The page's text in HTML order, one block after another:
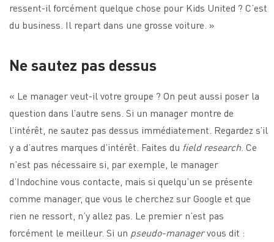
ressent-il forcément quelque chose pour Kids United ? C’est
du business. Il repart dans une grosse voiture. »
Ne sautez pas dessus
« Le manager veut-il votre groupe ? On peut aussi poser la
question dans l’autre sens. Si un manager montre de
l’intérêt, ne sautez pas dessus immédiatement. Regardez s’il
y a d’autres marques d’intérêt. Faites du field research . Ce
n’est pas nécessaire si, par exemple, le manager
d’Indochine vous contacte, mais si quelqu’un se présente
comme manager, que vous le cherchez sur Google et que
rien ne ressort, n’y allez pas. Le premier n’est pas
forcément le meilleur. Si un pseudo-managervous dit :